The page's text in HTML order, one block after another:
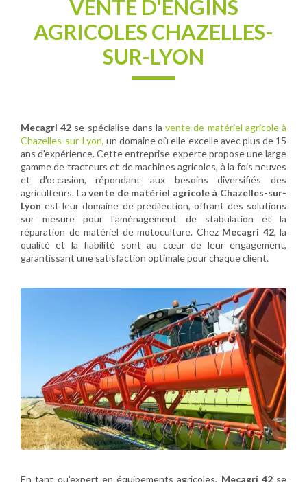
VENTE D'ENGINS
AGRICOLES CHAZELLES-
SUR-LYON
Mecagri 42 se spécialise dans lavente de matériel agricole à
Chazelles-sur-Lyon, un domaine où elle excelle avec plus de 15
ans d'expérience. Cette entreprise experte propose une large
gamme de tracteurs et de machines agricoles, à la fois neuves
et d'occasion, répondant aux besoins diversifiés des
agriculteurs. Lavente de matériel agricole à Chazelles-sur-
Lyonest leur domaine de prédilection, offrant des solutions
sur mesure pour l'aménagement de stabulation et la
réparation de matériel de motoculture. Chez Mecagri 42, la
qualité et la fiabilité sont au cœur de leur engagement,
garantissant une satisfaction optimale pour chaque client.
En tant qu'expert en équipements agricoles, Mecagri 42se